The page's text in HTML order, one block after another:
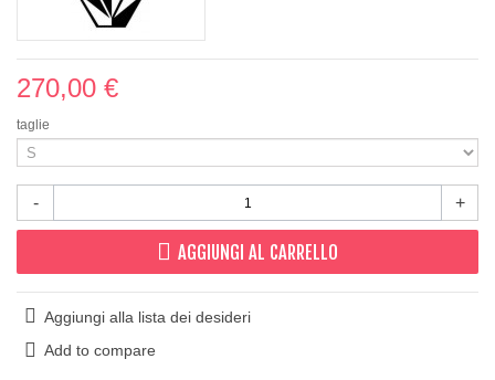
270,00 €
taglie
- +
AGGIUNGI AL CARRELLO
Aggiungi alla lista dei desideri
Add to compare